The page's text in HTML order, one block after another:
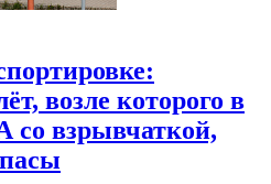
возле которого в
взрывчаткой,